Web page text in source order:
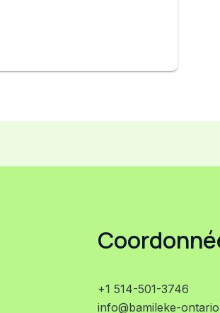
+1 514-501-3746
info@bamileke-